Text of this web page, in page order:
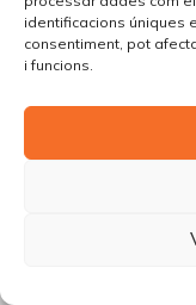
identificacions úniques
consentiment, pot
i funcions.